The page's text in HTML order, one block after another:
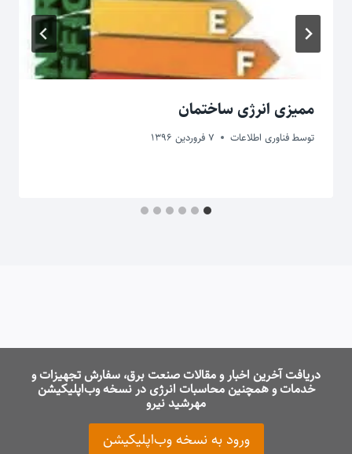
ممیزی انرژی ساختمان
توسط فناوری اطلاعات 7 فروردین 1396
دریافت آخرین اخبار و مقالات صنعت برق، سفارش تجهیزات و
خدمات و همچنین محاسبات انرژی در نسخه وب‌اپلیکیشن
مهرشید نیرو
ورود به نسخه وب‌اپلیکیشن